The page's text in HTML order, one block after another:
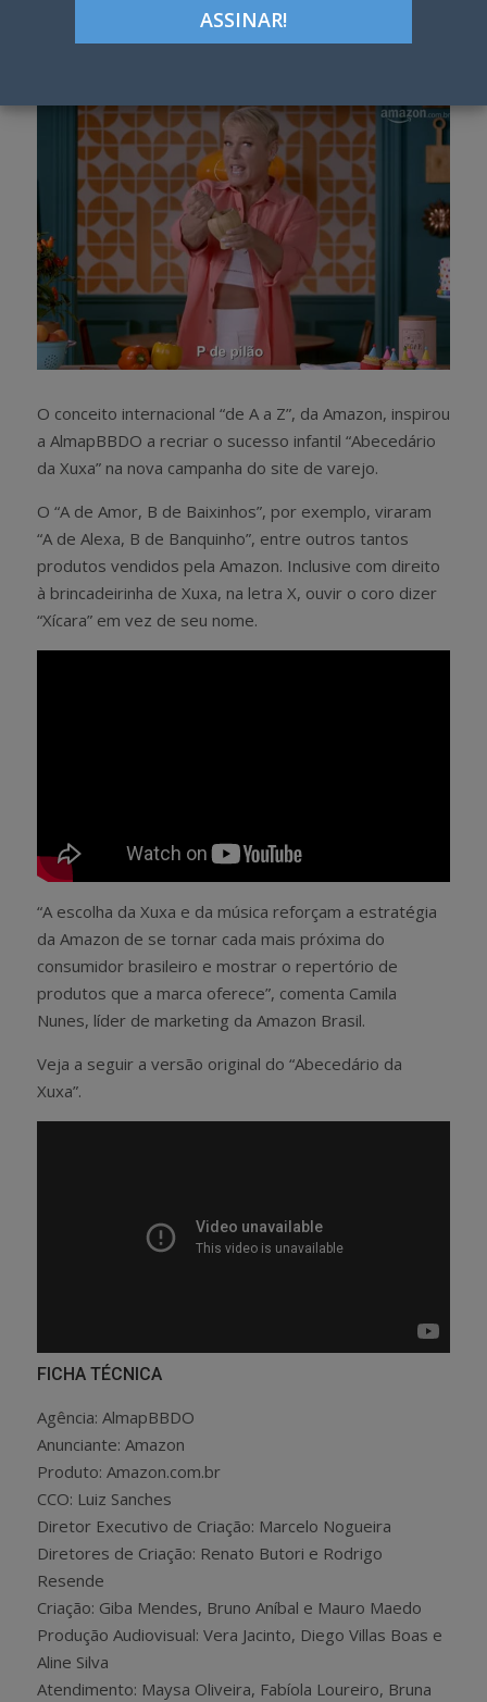
e
t
Google+
O conceito internacional “de A a Z”, da Amazon, inspirou
a AlmapBBDO a recriar o sucesso infantil “Abecedário
da Xuxa” na nova campanha do site de varejo.
O “A de Amor, B de Baixinhos”, por exemplo, viraram
“A de Alexa, B de Banquinho”, entre outros tantos
produtos vendidos pela Amazon. Inclusive com direito
à brincadeirinha de Xuxa, na letra X, ouvir o coro dizer
“Xícara” em vez de seu nome.
“A escolha da Xuxa e da música reforçam a estratégia
da Amazon de se tornar cada mais próxima do
consumidor brasileiro e mostrar o repertório de
produtos que a marca oferece”, comenta Camila
Nunes, líder de marketing da Amazon Brasil.
Veja a seguir a versão original do “Abecedário da
Xuxa”.
FICHA TÉCNICA
Agência: AlmapBBDO
Anunciante: Amazon
Produto: Amazon.com.br
CCO: Luiz Sanches
Diretor Executivo de Criação: Marcelo Nogueira
Diretores de Criação: Renato Butori e Rodrigo
Resende
Criação: Giba Mendes, Bruno Aníbal e Mauro Maedo
Produção Audiovisual: Vera Jacinto, Diego Villas Boas e
Aline Silva
Atendimento: Maysa Oliveira, Fabíola Loureiro, Bruna